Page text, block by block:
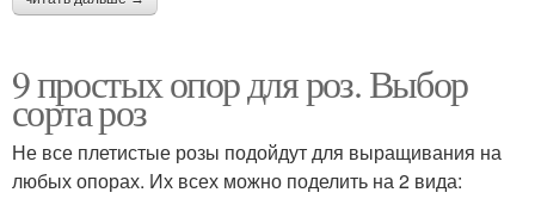
9 простых опор для роз. Выбор
сорта роз
Не все плетистые розы подойдут для выращивания на
любых опорах. Их всех можно поделить на 2 вида: